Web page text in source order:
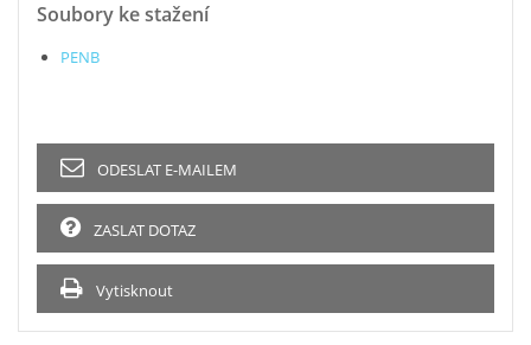
Soubory ke stažení
PENB
ODESLAT E-MAILEM
ZASLAT DOTAZ
Vytisknout